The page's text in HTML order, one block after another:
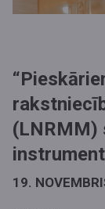
(LNRMM)
19.